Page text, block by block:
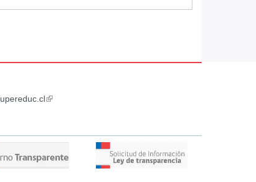
(link